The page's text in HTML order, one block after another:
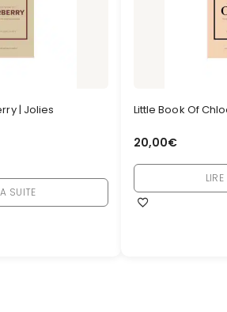
| Jolies
SUITE
Little Book Of
20,00€